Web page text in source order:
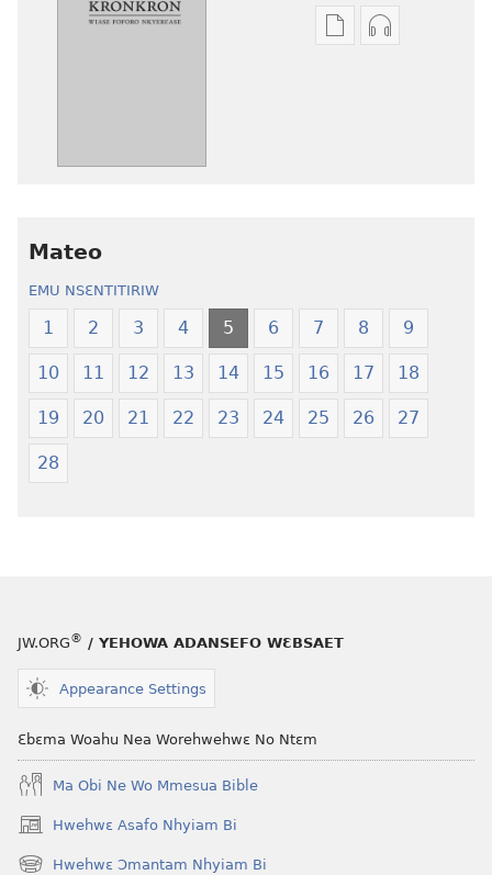
Baabi
Nkyerɛase
(2021 Nkyerɛase
Foforo)
Baabi
Foforo
Nkyerɛase
(2021
Foforo)
Mateo
EMU NSƐNTITIRIW
1 2 3 4 5 6 7 8 9
10 11 12 13 14 15 16 17 18
19 20 21 22 23 24 25 26 27
28
JW.ORG® / YEHOWA ADANSEFO WƐBSAET
Appearance Settings
Ɛbɛma Woahu Nea Worehwehwɛ No Ntɛm
Ma Obi Ne Wo Mmesua Bible
Hwehwɛ Asafo Nhyiam Bi
(opens
new
Hwehwɛ Ɔmantam Nhyiam Bi